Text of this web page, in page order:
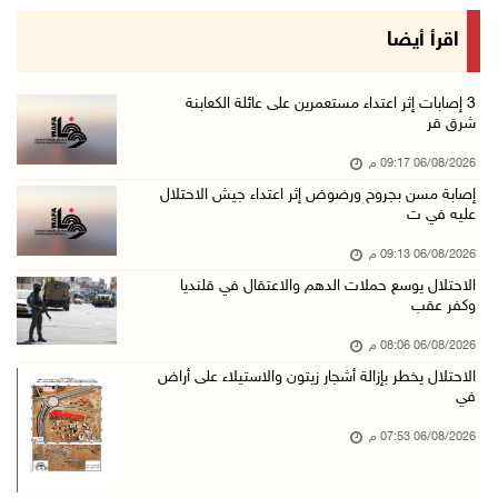
رابطة العالم الإسلامي تدين تواصل انتهاكات الا ...
اليونيسف: استشهاد 300 طفل منذ وقف إطلاق النار ...
06/آب/2026 07:34 م
الاحتلال يدمّر بيت الزوجية قبل ساعات من الزفا ...
06/آب/2026 07:27 م
الاحتلال يسلم جثمان الشهيد علاء صبيح من قرية ...
06/آب/2026 06:38 م
دودين والتميمي يسلمان قرار تخصيص أرض لصالح مد ...
اقرأ أيضا
‏3 إصابات إثر اعتداء مستعمرين على عائلة الكعابنة
شرق قر
06/08/2026 09:17 م
إصابة مسن بجروح ورضوض إثر اعتداء جيش الاحتلال
عليه في ت
06/08/2026 09:13 م
الاحتلال يوسع حملات الدهم والاعتقال في قلنديا
وكفر عقب
06/08/2026 08:06 م
الاحتلال يخطر بإزالة أشجار زيتون والاستيلاء على أراض
في
06/08/2026 07:53 م